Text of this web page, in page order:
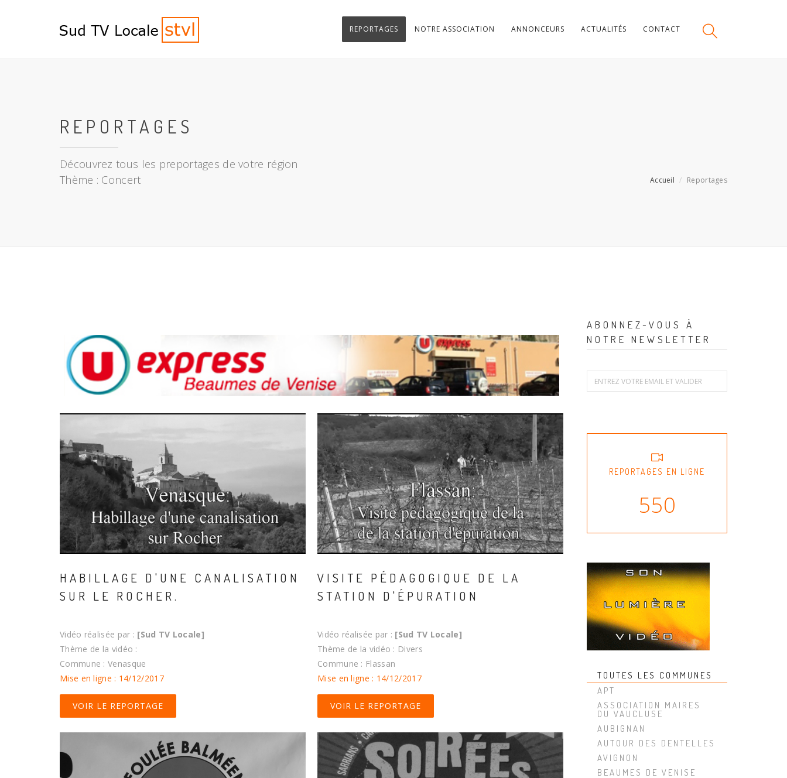
REPORTAGES NOTRE ASSOCIATION ANNONCEURS ACTUALITÉS CONTACT
REPORTAGES
Découvrez tous les preportages de votre région
Thème : Concert
Accueil Reportages
HABILLAGE D'UNE CANALISATION
SUR LE ROCHER.
Vidéo réalisée par : [Sud TV Locale]
Thème de la vidéo :
Commune : Venasque
Mise en ligne : 14/12/2017
VOIR LE REPORTAGE
VISITE PÉDAGOGIQUE DE LA
STATION D'ÉPURATION
Vidéo réalisée par : [Sud TV Locale]
Thème de la vidéo : Divers
Commune : Flassan
Mise en ligne : 14/12/2017
VOIR LE REPORTAGE
ABONNEZ-VOUS À
NOTRE NEWSLETTER
REPORTAGES EN LIGNE
550
TOUTES LES COMMUNES
APT
ASSOCIATION MAIRES
DU VAUCLUSE
AUBIGNAN
AUTOUR DES DENTELLES
AVIGNON
BEAUMES DE VENISE